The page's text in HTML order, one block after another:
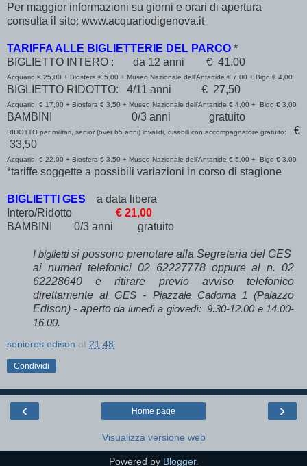
Per maggior informazioni su giorni e orari di apertura
consulta il sito: www.acquariodigenova.it
TARIFFA ALLE BIGLIETTERIE DEL PARCO *
BIGLIETTO INTERO : da 12 anni € 41,00
Acquario € 25,00 + Biosfera € 5,00 + Museo Nazionale dell’Antartide € 7,00 + Bigo € 4,00
BIGLIETTO RIDOTTO: 4/11 anni € 27,50
Acquario € 17,00 + Biosfera € 3,50 + Museo Nazionale dell’Antartide € 4,00 + Bigo € 3,00
BAMBINI 0/3 anni gratuito
RIDOTTO per militari, senior (over 65 anni) invalidi, disabili con accompagnatore gratuito:
€
33,50
Acquario € 22,00 + Biosfera € 3,50 + Museo Nazionale dell’Antartide € 5,00 + Bigo € 3,00
*tariffe soggette a possibili variazioni in corso di stagione
BIGLIETTI GES a data libera
Intero/Ridotto
€ 21,00
BAMBINI 0/3 anni gratuito
I bigliettisi possono prenotare alla Segreteria del GES
ai numeri telefonici 02 62227778 oppure al n. 02
62228640 e ritirare previo avviso telefonico
direttamente alGES - Piazzale Cadorna 1 (Palazzo
Edison) - apertoda lunedì a giovedì: 9.30-12.00 e 14.00-
16.00.
seniores edison at 21:48
Condividi
‹ ›
Home page
Visualizza versione web
Powered by Blogger.